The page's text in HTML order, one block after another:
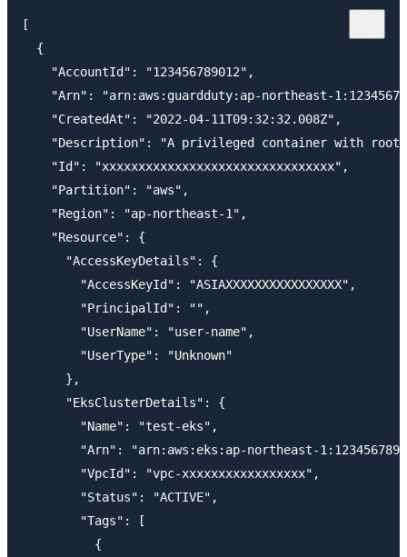
[
  {
    "AccountId": "123456789012",
"Arn": "arn:aws:guardduty:ap-northeast-
    "CreatedAt": "2022-04-11T09:32:32.008Z",
"Description": "A privileged container with
    "Id": "xxxxxxxxxxxxxxxxxxxxxxxxxxxxxxxx",
    "Partition": "aws",
    "Region": "ap-northeast-1",
    "Resource": {
      "AccessKeyDetails": {
        "AccessKeyId": "ASIAXXXXXXXXXXXXXXXX",
        "PrincipalId": "",
        "UserName": "user-name",
        "UserType": "Unknown"
      },
      "EksClusterDetails": {
        "Name": "test-eks",
"Arn": "arn:aws:eks:ap-northeast-
        "VpcId": "vpc-xxxxxxxxxxxxxxxxx",
        "Status": "ACTIVE",
        "Tags": [
          {